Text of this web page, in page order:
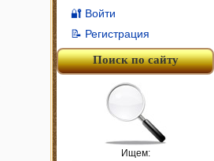
🔐 Войти
📝 Регистрация
Поиск по сайту
Ищем: